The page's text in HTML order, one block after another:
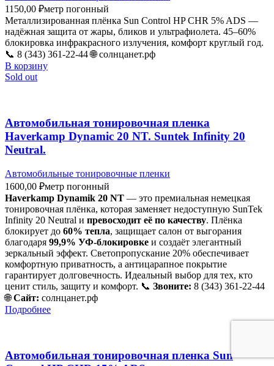
1150,00 ₽метр погонный
Металлизированная плёнка Sun Control HP CHR 5% ADS —
надёжная защита от жары, бликов и ультрафиолета. 45–60%
блокировка инфракрасного излучения, комфорт круглый год.
📞 8 (343) 361-22-44 🌐 солнцанет.рф
В корзину
Sold out
Автомобильная тонировочная пленка
Haverkamp Dynamiс 20 NT. Suntek Infinity 20
Neutral.
Автомобильные тонировочные пленки
1600,00 ₽метр погонный
Haverkamp Dynamik 20 NT — это премиальная немецкая
тонировочная плёнка, которая заменяет недоступную SunTek
Infinity 20 Neutral и превосходит её по качеству. Плёнка
блокирует до 60% тепла, защищает салон от выгорания
благодаря 99,9% УФ-блокировке и создаёт элегантный
зеркальный эффект. Светопропускание 20% обеспечивает
комфортную приватность, а антицарапное покрытие
гарантирует долговечность. Идеальный выбор для тех, кто
ценит стиль, защиту и комфорт. 📞 Звоните: 8 (343) 361-22-44
🌐Сайт: солнцанет.рф
Подробнее
Автомобильная тонировочная пленка Sun